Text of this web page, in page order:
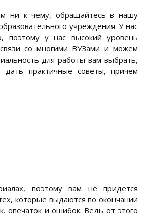
ни к чему, обращайтесь в нашу
учреждения. У нас
поэтому у нас высокий уровень
со многими ВУЗами и можем
для работы вам выбрать,
практичные советы, причем
поэтому вам не придется
которые выдаются по окончании
опечаток и ошибок. Ведь от этого